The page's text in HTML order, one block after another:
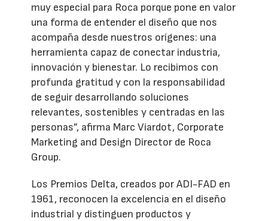
muy especial para Roca porque pone en valor
una forma de entender el diseño que nos
acompaña desde nuestros orígenes: una
herramienta capaz de conectar industria,
innovación y bienestar. Lo recibimos con
profunda gratitud y con la responsabilidad
de seguir desarrollando soluciones
relevantes, sostenibles y centradas en las
personas”, afirma Marc Viardot, Corporate
Marketing and Design Director de Roca
Group.
Los Premios Delta, creados por ADI-FAD en
1961, reconocen la excelencia en el diseño
industrial y distinguen productos y